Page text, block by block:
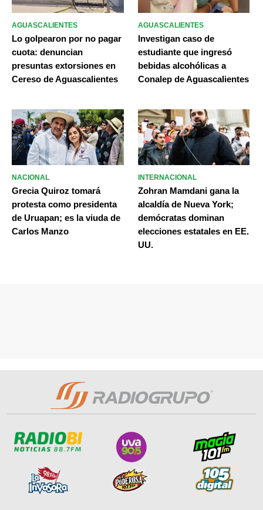
AGUASCALIENTES
Lo golpearon por no pagar
cuota: denuncian
presuntas extorsiones en
Cereso de Aguascalientes
AGUASCALIENTES
Investigan caso de
estudiante que ingresó
bebidas alcohólicas a
Conalep de Aguascalientes
NACIONAL
Grecia Quiroz tomará
protesta como presidenta
de Uruapan; es la viuda de
Carlos Manzo
INTERNACIONAL
Zohran Mamdani gana la
alcaldía de Nueva York;
demócratas dominan
elecciones estatales en EE.
UU.